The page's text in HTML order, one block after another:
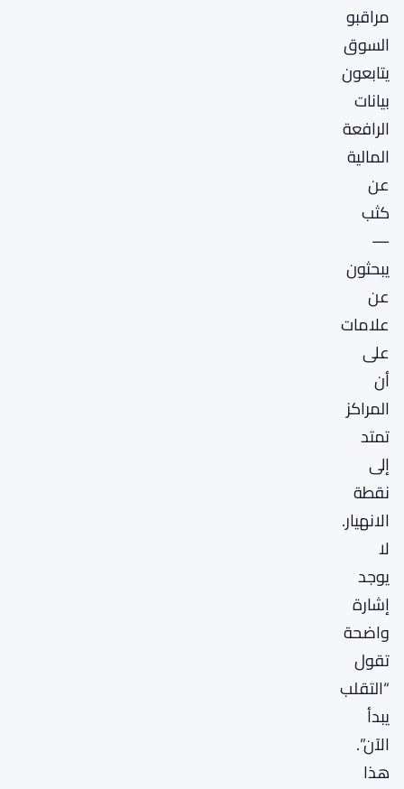
مراقبو
السوق
يتابعون
بيانات
الرافعة
المالية
عن
كثب
—
يبحثون
عن
علامات
على
أن
المراكز
تمتد
إلى
نقطة
الانهيار.
لا
يوجد
إشارة
واضحة
تقول
“التقلب
يبدأ
الآن”.
هذا